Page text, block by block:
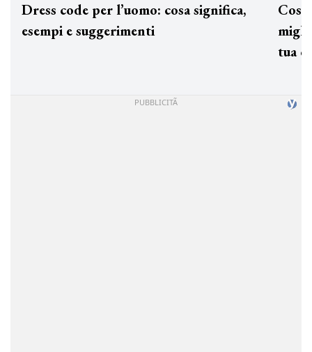
Dress code per l’uomo: cosa significa,
esempi e suggerimenti
tua